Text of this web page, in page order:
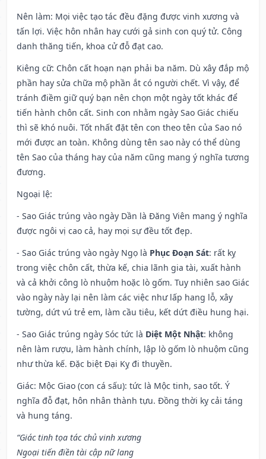
Nên làm: Mọi việc tạo tác đều đặng được vinh xương và
tấn lợi. Việc hôn nhân hay cưới gả sinh con quý tử. Công
danh thăng tiến, khoa cử đỗ đạt cao.
Kiêng cữ: Chôn cất hoạn nạn phải ba năm. Dù xây đắp mộ
phần hay sửa chữa mộ phần ắt có người chết. Vì vậy, để
tránh điềm giữ quý bạn nên chọn một ngày tốt khác để
tiến hành chôn cất. Sinh con nhằm ngày Sao Giác chiếu
thì sẽ khó nuôi. Tốt nhất đặt tên con theo tên của Sao nó
mới được an toàn. Không dùng tên sao này có thể dùng
tên Sao của tháng hay của năm cũng mang ý nghĩa tương
đương.
Ngoại lệ:
- Sao Giác trúng vào ngày Dần là Đăng Viên mang ý nghĩa
được ngôi vị cao cả, hay mọi sự đều tốt đẹp.
- Sao Giác trúng vào ngày Ngọ là Phục Đoạn Sát: rất kỵ
trong việc chôn cất, thừa kế, chia lãnh gia tài, xuất hành
và cả khởi công lò nhuộm hoặc lò gốm. Tuy nhiên sao Giác
vào ngày này lại nên làm các việc như lấp hang lỗ, xây
tường, dứt vú trẻ em, làm cầu tiêu, kết dứt điều hung hại.
- Sao Giác trúng ngày Sóc tức là Diệt Một Nhật: không
nên làm rượu, làm hành chính, lập lò gốm lò nhuộm cũng
như thừa kế. Đặc biệt Đại Kỵ đi thuyền.
Giác: Mộc Giao (con cá sấu): tức là Mộc tinh, sao tốt. Ý
nghĩa đỗ đạt, hôn nhân thành tựu. Đồng thời kỵ cải táng
và hung táng.
“Giác tinh tọa tác chủ vinh xương
Ngoại tiến điền tài cập nữ lang